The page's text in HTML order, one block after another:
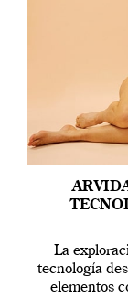
La
tecnología
elementos